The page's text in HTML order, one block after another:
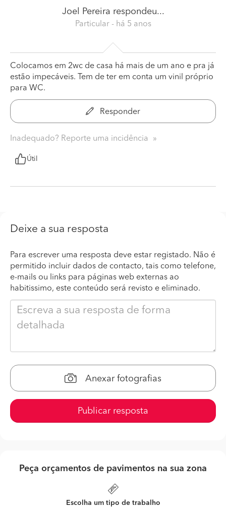
Joel Pereira respondeu...
Particular - há 5 anos
Colocamos em 2wc de casa há mais de um ano e pra já
estão impecáveis. Tem de ter em conta um vinil próprio
para WC.
Responder
Inadequado? Reporte uma incidência
Útil
Deixe a sua resposta
Para escrever uma resposta deve estar registado. Não é
permitido incluir dados de contacto, tais como telefone,
e-mails ou links para páginas web externas ao
habitissimo, este conteúdo será revisto e eliminado.
Anexar fotografias
Publicar resposta
Peça orçamentos de pavimentos na sua zona
Escolha um tipo de trabalho